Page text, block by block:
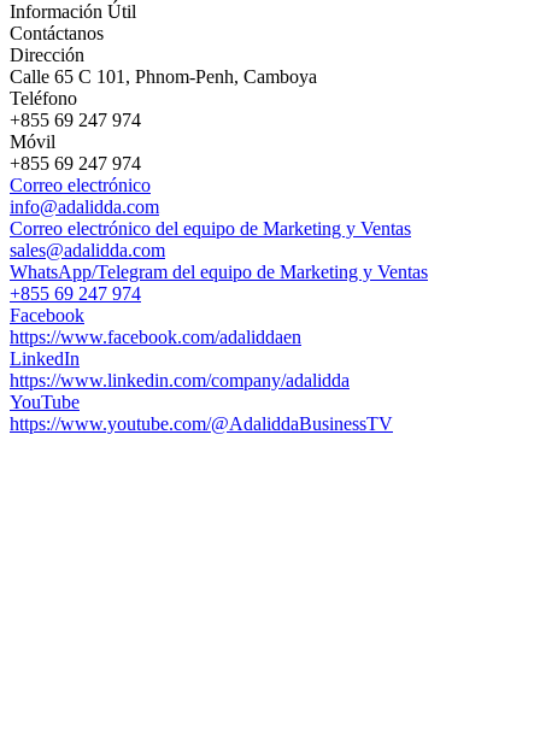
Información Útil
Contáctanos
Dirección
Calle 65 C 101, Phnom-Penh, Camboya
Teléfono
+855 69 247 974
Móvil
+855 69 247 974
Correo electrónico
info@adalidda.com
Correo electrónico del equipo de Marketing y Ventas
sales@adalidda.com
WhatsApp/Telegram del equipo de Marketing y Ventas
+855 69 247 974
Facebook
https://www.facebook.com/adaliddaen
LinkedIn
https://www.linkedin.com/company/adalidda
YouTube
https://www.youtube.com/@AdaliddaBusinessTV